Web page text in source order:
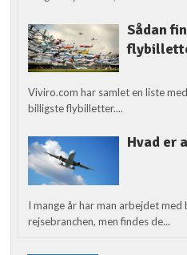
Sådan
Viviro.com har samlet en liste
billigste flybilletter....
Hvad er
I mange år har man arbejdet
rejsebranchen, men findes de...